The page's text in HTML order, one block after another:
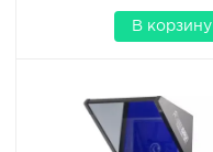
В корзину